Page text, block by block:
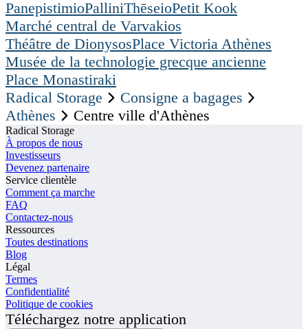
PanepistimioPalliniThēseioPetit Kook
Marché central de Varvakios
Théâtre de DionysosPlace Victoria Athènes
Musée de la technologie grecque ancienne
Place Monastiraki
Radical Storage
Consigne a bagages
Athènes
Centre ville d'Athènes
Radical Storage
À propos de nous
Investisseurs
Devenez partenaire
Service clientèle
Comment ça marche
FAQ
Contactez-nous
Ressources
Toutes destinations
Blog
Légal
Termes
Confidentialité
Politique de cookies
Téléchargez notre application